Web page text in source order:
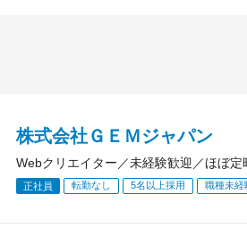
株式会社ＧＥＭジャパン
Webクリエイター／未経験歓迎／ほぼ定
正社員 転勤なし 5名以上採用 職種未経